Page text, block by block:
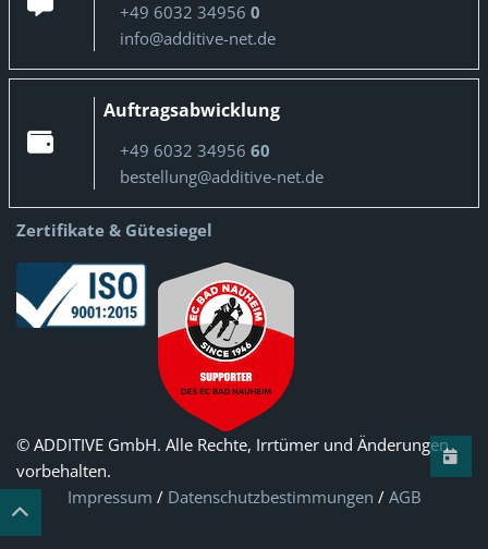
+49 6032 34956 0
info@additive-net.de
Auftragsabwicklung
+49 6032 34956 60
bestellung@additive-net.de
Zertifikate & Gütesiegel
© ADDITIVE GmbH. Alle Rechte, Irrtümer und Änderungen
vorbehalten.
Impressum / Datenschutzbestimmungen / AGB